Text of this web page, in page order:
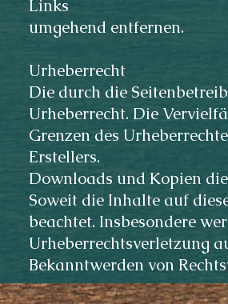
Links
umgehend entfernen.
Urheberrecht
Die durch die
Urheberrecht. Die
Grenzen des
Erstellers.
Downloads und Kopien
Soweit die Inhalte auf
beachtet. Insbesondere
Urheberrechtsverletzung
Bekanntwerden von